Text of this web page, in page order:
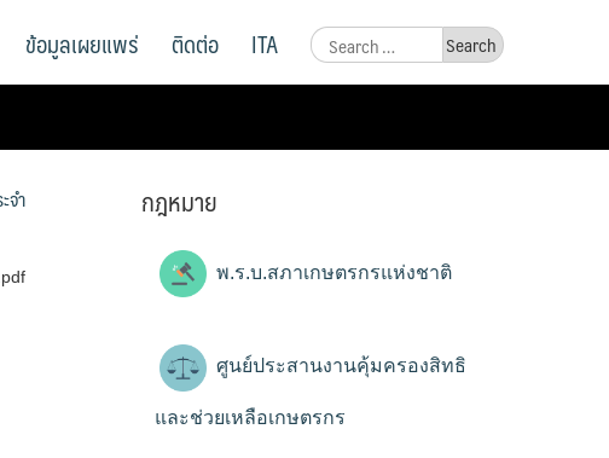
Search
for:
ข้อมูลเผยแพร่ ติดต่อ ITA
จำ
กฎหมาย
พ.ร.บ.สภาเกษตรกรแห่งชาติ
ศูนย์ประสานงานคุ้มครองสิทธิ
และช่วยเหลือเกษตรกร